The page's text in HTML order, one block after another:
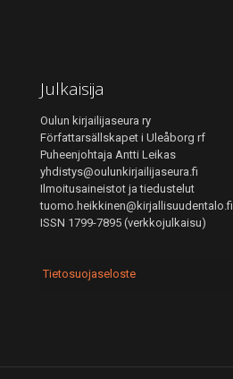
Julkaisija
Oulun kirjailijaseura ry
Författarsällskapet i Uleåborg rf
Puheenjohtaja Antti Leikas
yhdistys@oulunkirjailijaseura.fi
Ilmoitusaineistot ja tiedustelut
tuomo.heikkinen@kirjallisuudentalo.fi
ISSN 1799-7895 (verkkojulkaisu)
Tietosuojaseloste